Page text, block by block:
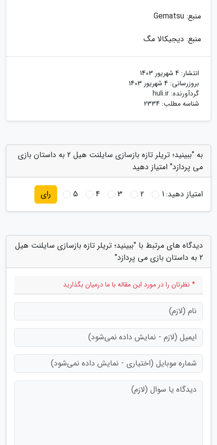
منبع: Gematsu
منبع: دیجیکالا مگ
انتشار: 4 شهریور 1403
بروزرسانی: 4 شهریور 1403
گردآورنده: huli.ir
شناسه مطلب: 2334
به "ببینید؛ تریلر تازه بازسازی سایلنت هیل 2 به داستان بازی
می پردازد" امتیاز دهید
امتیاز دهید:1
2
3
4
5 رای
دیدگاه های مرتبط با "ببینید؛ تریلر تازه بازسازی سایلنت هیل
2 به داستان بازی می پردازد"
* نظرتان را در مورد این مقاله با ما درمیان بگذارید